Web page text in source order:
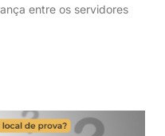
entre os servidores